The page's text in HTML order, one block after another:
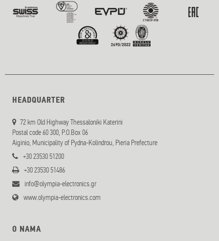
HEADQUARTER
72 km Old Highway Thessaloniki Katerini
Postal code 60 300, P.O.Box 06
Aiginio, Municipality of Pydna-Kolindrou, Pieria Prefecture
+30 23530 51200
+30 23530 51486
info@olympia-electronics.gr
www.olympia-electronics.com
O NAMA